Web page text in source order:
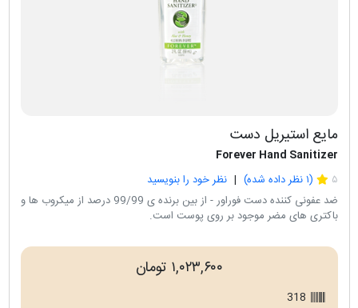
مایع استیریل دست
Forever Hand Sanitizer
۵
(۱نظر داده شده)
نظر خود را بنویسید
ضد عفونی کننده دست فوراور - از بین برنده ی 99/99 درصد از میکروب ها و
باکتری های مضر موجود بر روی پوست است.
۱,۰۲۳,۶۰۰ تومان
318